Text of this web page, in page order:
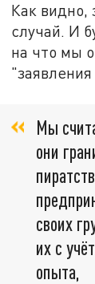
Как видно,
случай. И
на что мы
Мы
они
своих
их с
опыта,